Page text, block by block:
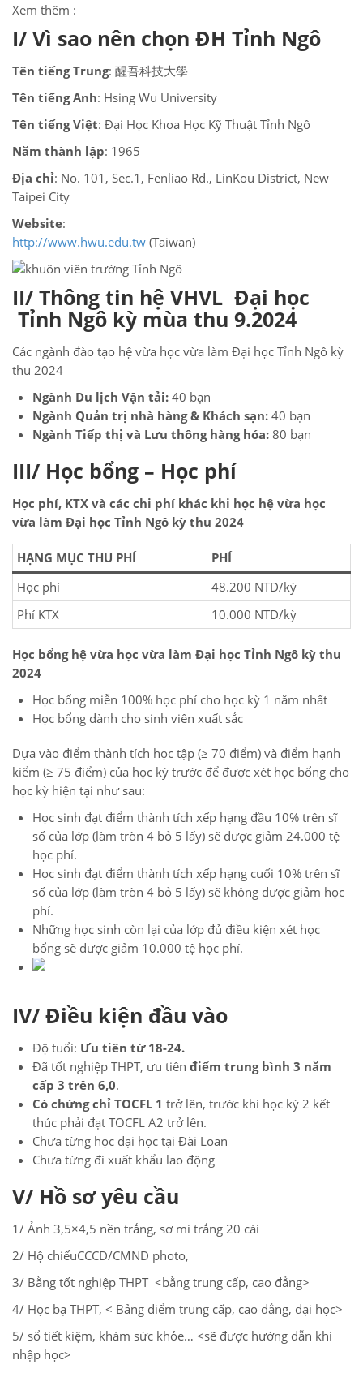
Xem thêm :
I/ Vì sao nên chọn ĐH Tỉnh Ngô
Tên tiếng Trung: 醒吾科技大學
Tên tiếng Anh: Hsing Wu University
Tên tiếng Việt: Đại Học Khoa Học Kỹ Thuật Tỉnh Ngô
Năm thành lập: 1965
Địa chỉ: No. 101, Sec.1, Fenliao Rd., LinKou District, New
Taipei City
Website:
http://www.hwu.edu.tw (Taiwan)
II/ Thông tin hệ VHVL Đại học
Tỉnh Ngô kỳ mùa thu 9.2024
Các ngành đào tạo hệ vừa học vừa làm Đại học Tỉnh Ngô kỳ
thu 2024
Ngành Du lịch Vận tải: 40 bạn
Ngành Quản trị nhà hàng & Khách sạn: 40 bạn
Ngành Tiếp thị và Lưu thông hàng hóa: 80 bạn
III/ Học bổng – Học phí
Học phí, KTX và các chi phí khác khi học hệ vừa học
vừa làm Đại học Tỉnh Ngô kỳ thu 2024
HẠNG MỤC THU PHÍ
PHÍ
Học phí
48.200 NTD/kỳ
Phí KTX
10.000 NTD/kỳ
Học bổng hệ vừa học vừa làm Đại học Tỉnh Ngô kỳ thu
2024
Học bổng miễn 100% học phí cho học kỳ 1 năm nhất
Học bổng dành cho sinh viên xuất sắc
Dựa vào điểm thành tích học tập (≥ 70 điểm) và điểm hạnh
kiểm (≥ 75 điểm) của học kỳ trước để được xét học bổng cho
học kỳ hiện tại như sau:
Học sinh đạt điểm thành tích xếp hạng đầu 10% trên sĩ
số của lớp (làm tròn 4 bỏ 5 lấy) sẽ được giảm 24.000 tệ
học phí.
Học sinh đạt điểm thành tích xếp hạng cuối 10% trên sĩ
số của lớp (làm tròn 4 bỏ 5 lấy) sẽ không được giảm học
phí.
Những học sinh còn lại của lớp đủ điều kiện xét học
bổng sẽ được giảm 10.000 tệ học phí.
IV/ Điều kiện đầu vào
Độ tuổi: Ưu tiên từ 18-24.
Đã tốt nghiệp THPT, ưu tiên điểm trung bình 3 năm
cấp 3 trên 6,0.
Có chứng chỉ TOCFL 1 trở lên, trước khi học kỳ 2 kết
thúc phải đạt TOCFL A2 trở lên.
Chưa từng học đại học tại Đài Loan
Chưa từng đi xuất khẩu lao động
V/ Hồ sơ yêu cầu
1/ Ảnh 3,5×4,5 nền trắng, sơ mi trắng 20 cái
2/ Hộ chiếuCCCD/CMND photo,
3/ Bằng tốt nghiệp THPT <bằng trung cấp, cao đẳng>
4/ Học bạ THPT, < Bảng điểm trung cấp, cao đẳng, đại học>
5/ sổ tiết kiệm, khám sức khỏe… <sẽ được hướng dẫn khi
nhập học>